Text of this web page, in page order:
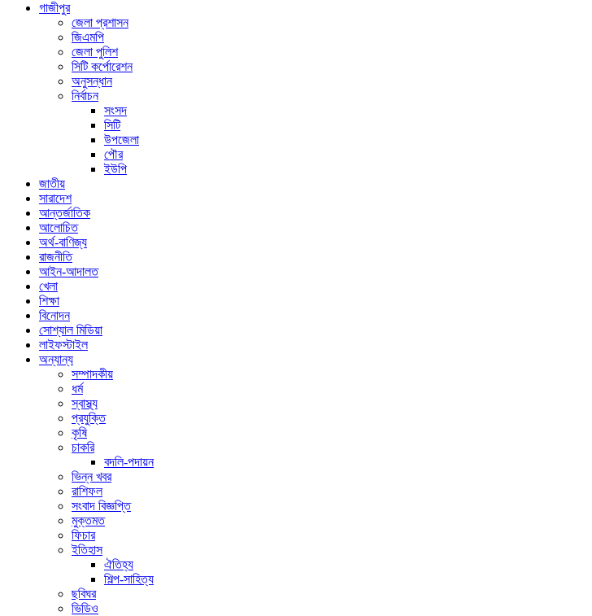
গাজীপুর
জেলা প্রশাসন
জিএমপি
জেলা পুলিশ
সিটি কর্পোরেশন
অনুসন্ধান
নির্বাচন
সংসদ
সিটি
উপজেলা
পৌর
ইউপি
জাতীয়
সারাদেশ
আন্তর্জাতিক
আলোচিত
অর্থ-বাণিজ্য
রাজনীতি
আইন-আদালত
খেলা
শিক্ষা
বিনোদন
সোশ্যাল মিডিয়া
লাইফস্টাইল
অন্যান্য
সম্পাদকীয়
ধর্ম
স্বাস্থ্য
প্রযুক্তি
কৃষি
চাকরি
বদলি-পদায়ন
ভিন্ন খবর
রাশিফল
সংবাদ বিজ্ঞপ্তি
মুক্তমত
ফিচার
ইতিহাস
ঐতিহ্য
শিল্প-সাহিত্য
ছবিঘর
ভিডিও